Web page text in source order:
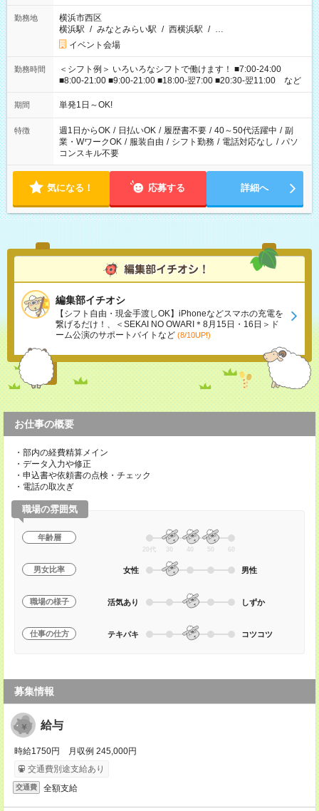
勤務地
横浜市西区
横浜駅 / みなとみらい駅 / 西横浜駅 / …
イベント会場
勤務時間
＜シフト例＞ いろいろなシフトで働けます！ ■7:00-24:00
■8:00-21:00 ■9:00-21:00 ■18:00-翌7:00 ■20:30-翌11:00 など
期間 単発1日～OK!
特徴 週1日からOK / 日払いOK / 履歴書不要 / 40～50代活躍中 / 副
業・WワークOK / 服装自由 / シフト勤務 / 電話対応なし / パソ
コンスキル不要
気になる！ 応募する 詳細へ
編集部イチオシ
【シフト自由・現金手渡しOK】iPhoneなどスマホの充電を
繋げるだけ！、＜SEKAI NO OWARI＊8月15日・16日＞ド
ーム公演のサポートバイトなど (8/10UP!)
お仕事の概要
・部内の経費精算メイン
・データ入力や修正
・申込書や依頼書の点検・チェック
・電話の取次ぎ
職場の雰囲気
年齢層
20代 30 40 50 60
男女比率 女性 男性
職場の様子 活気あり しずか
仕事の仕方 テキパキ コツコツ
募集情報
給与
時給1750円 月収例 245,000円
交通費別途支給あり
交通費 全額支給